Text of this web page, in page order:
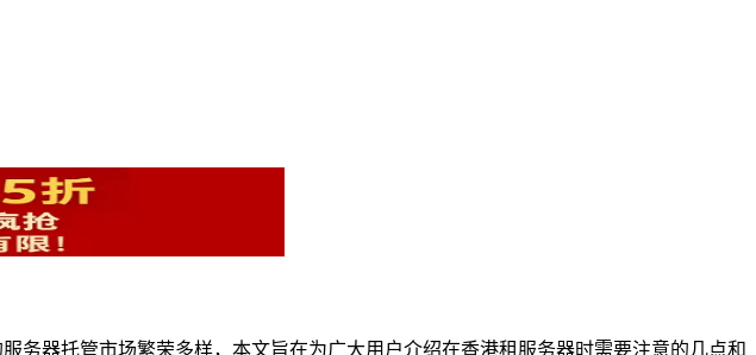
务器托管市场繁荣多样，本文旨在为广大用户介绍在香港租服务器时需要注意的几点和